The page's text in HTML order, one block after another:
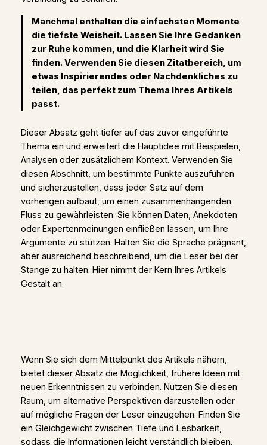
Manchmal enthalten die einfachsten Momente
die tiefste Weisheit. Lassen Sie Ihre Gedanken
zur Ruhe kommen, und die Klarheit wird Sie
finden. Verwenden Sie diesen Zitatbereich, um
etwas Inspirierendes oder Nachdenkliches zu
teilen, das perfekt zum Thema Ihres Artikels
passt.
Dieser Absatz geht tiefer auf das zuvor eingeführte
Thema ein und erweitert die Hauptidee mit Beispielen,
Analysen oder zusätzlichem Kontext. Verwenden Sie
diesen Abschnitt, um bestimmte Punkte auszuführen
und sicherzustellen, dass jeder Satz auf dem
vorherigen aufbaut, um einen zusammenhängenden
Fluss zu gewährleisten. Sie können Daten, Anekdoten
oder Expertenmeinungen einfließen lassen, um Ihre
Argumente zu stützen. Halten Sie die Sprache prägnant,
aber ausreichend beschreibend, um die Leser bei der
Stange zu halten. Hier nimmt der Kern Ihres Artikels
Gestalt an.
Wenn Sie sich dem Mittelpunkt des Artikels nähern,
bietet dieser Absatz die Möglichkeit, frühere Ideen mit
neuen Erkenntnissen zu verbinden. Nutzen Sie diesen
Raum, um alternative Perspektiven darzustellen oder
auf mögliche Fragen der Leser einzugehen. Finden Sie
ein Gleichgewicht zwischen Tiefe und Lesbarkeit,
sodass die Informationen leicht verständlich bleiben.